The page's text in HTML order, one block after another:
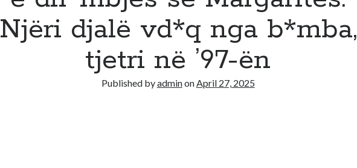
Njëri djalë vd*q nga b*mba,
tjetri në ’97-ën
Published byadminonApril 27, 2025